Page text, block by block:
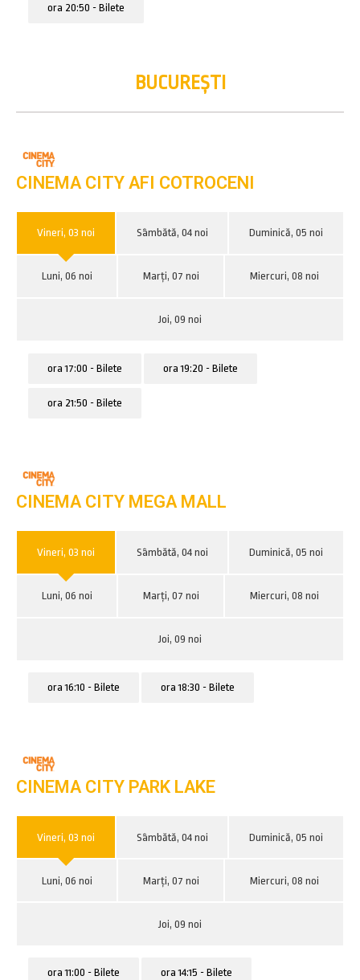
ora 20:50 - Bilete
BUCUREȘTI
CINEMA CITY AFI COTROCENI
Vineri, 03 noi Sâmbătă, 04 noi Duminică, 05 noi
Luni, 06 noi Marți, 07 noi Miercuri, 08 noi
Joi, 09 noi
ora 17:00 - Bilete ora 19:20 - Bilete
ora 21:50 - Bilete
CINEMA CITY MEGA MALL
Vineri, 03 noi Sâmbătă, 04 noi Duminică, 05 noi
Luni, 06 noi Marți, 07 noi Miercuri, 08 noi
Joi, 09 noi
ora 16:10 - Bilete ora 18:30 - Bilete
CINEMA CITY PARK LAKE
Vineri, 03 noi Sâmbătă, 04 noi Duminică, 05 noi
Luni, 06 noi Marți, 07 noi Miercuri, 08 noi
Joi, 09 noi
ora 11:00 - Bilete ora 14:15 - Bilete